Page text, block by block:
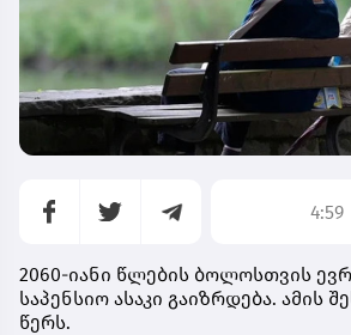
4:59
2060-იანი წლების ბოლოსთვის
საპენსიო ასაკი გაიზრდება. ამის
წერს.